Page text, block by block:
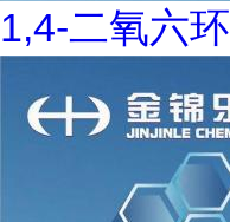
1,4-二氧六环